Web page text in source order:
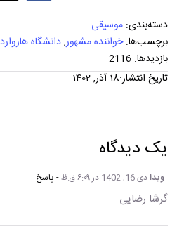
دسته‌بندی: موسیقی
برچسب‌ها:خواننده مشهور,دانشگاه هاروارد
بازدیدها: 2116
تاریخ انتشار:18 آذر, 1402
یک دیدگاه
ویدادی 16, 1402 در ۶:۰۹ ق.ظ - پاسخ
گرشا رضایی